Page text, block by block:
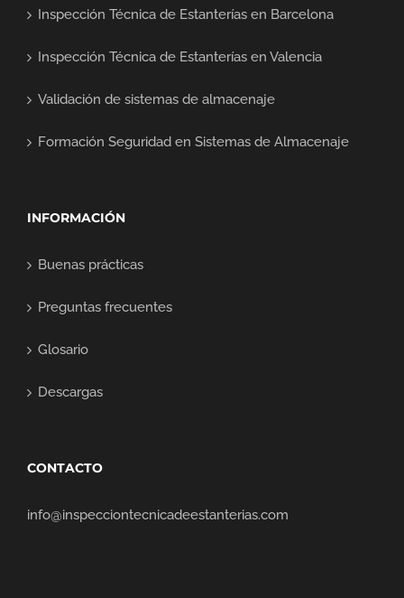
Inspección Técnica de Estanterías en Barcelona
Inspección Técnica de Estanterías en Valencia
Validación de sistemas de almacenaje
Formación Seguridad en Sistemas de Almacenaje
INFORMACIÓN
Buenas prácticas
Preguntas frecuentes
Glosario
Descargas
CONTACTO
info@inspecciontecnicadeestanterias.com